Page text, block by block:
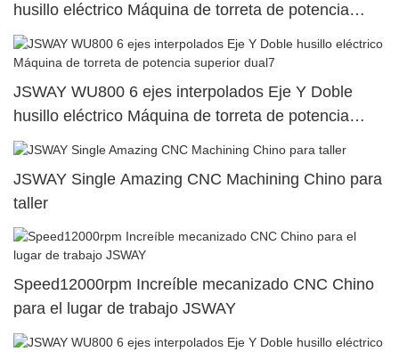
husillo eléctrico Máquina de torreta de potencia
superior dual61
JSWAY WU800 6 ejes interpolados Eje Y Doble
husillo eléctrico Máquina de torreta de potencia
superior dual7
JSWAY Single Amazing CNC Machining Chino para
taller
Speed12000rpm Increíble mecanizado CNC Chino
para el lugar de trabajo JSWAY